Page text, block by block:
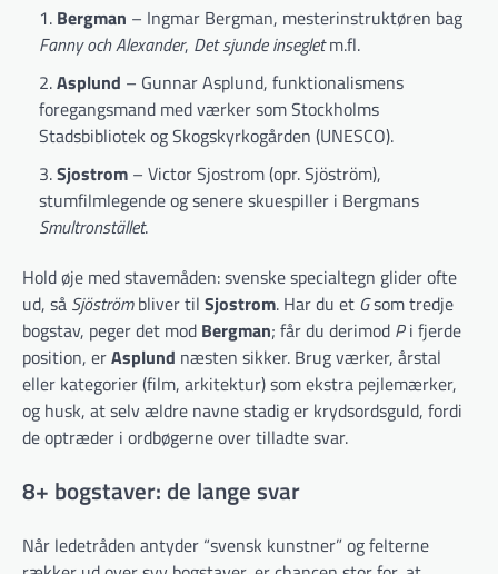
Bergman – Ingmar Bergman, mesterinstruktøren bag
Fanny och Alexander, Det sjunde insegletm.fl.
Asplund – Gunnar Asplund, funktionalismens
foregangsmand med værker som Stockholms
Stadsbibliotek og Skogskyrkogården (UNESCO).
Sjostrom – Victor Sjostrom (opr. Sjöström),
stumfilmlegende og senere skuespiller i Bergmans
Smultronstället.
Hold øje med stavemåden: svenske specialtegn glider ofte
ud, så Sjöströmbliver til Sjostrom. Har du et Gsom tredje
bogstav, peger det mod Bergman; får du derimod Pi fjerde
position, erAsplund næsten sikker. Brug værker, årstal
eller kategorier (film, arkitektur) som ekstra pejlemærker,
og husk, at selv ældre navne stadig er krydsordsguld, fordi
de optræder i ordbøgerne over tilladte svar.
8+ bogstaver: de lange svar
Når ledetråden antyder “svensk kunstner” og felterne